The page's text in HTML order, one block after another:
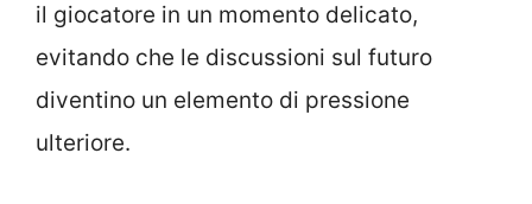
il giocatore in un momento delicato,
evitando che le discussioni sul futuro
diventino un elemento di pressione
ulteriore.